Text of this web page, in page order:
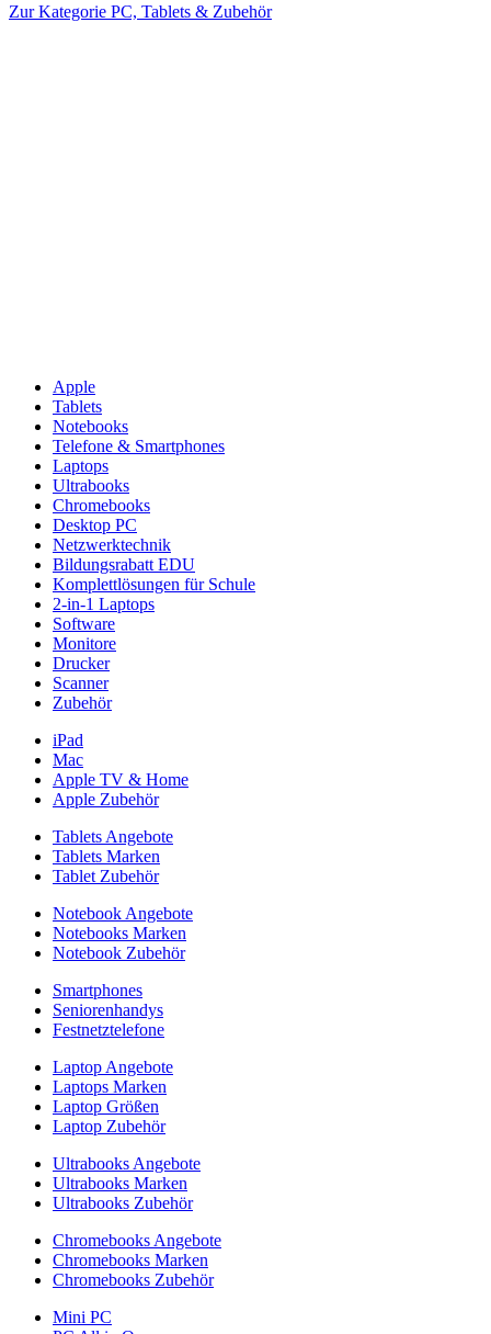
Zur Kategorie PC, Tablets & Zubehör
Apple
Tablets
Notebooks
Telefone & Smartphones
Laptops
Ultrabooks
Chromebooks
Desktop PC
Netzwerktechnik
Bildungsrabatt EDU
Komplettlösungen für Schule
2-in-1 Laptops
Software
Monitore
Drucker
Scanner
Zubehör
iPad
Mac
Apple TV & Home
Apple Zubehör
Tablets Angebote
Tablets Marken
Tablet Zubehör
Notebook Angebote
Notebooks Marken
Notebook Zubehör
Smartphones
Seniorenhandys
Festnetztelefone
Laptop Angebote
Laptops Marken
Laptop Größen
Laptop Zubehör
Ultrabooks Angebote
Ultrabooks Marken
Ultrabooks Zubehör
Chromebooks Angebote
Chromebooks Marken
Chromebooks Zubehör
Mini PC